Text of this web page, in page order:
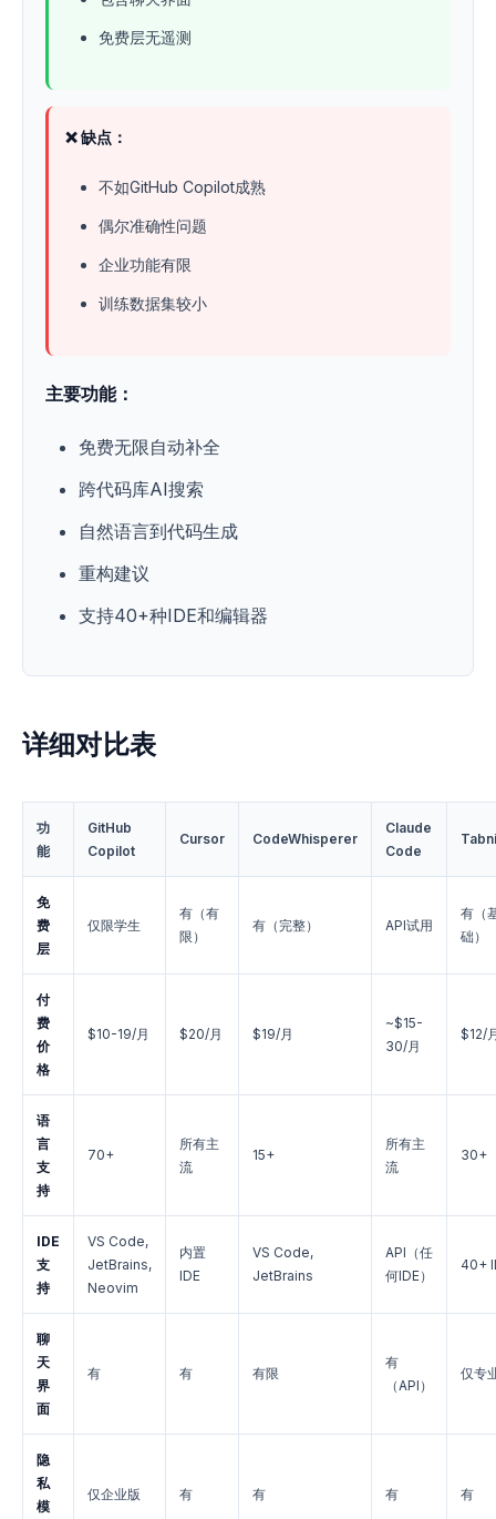
免费层无遥测
❌ 缺点：
不如GitHub Copilot成熟
偶尔准确性问题
企业功能有限
训练数据集较小
主要功能：
免费无限自动补全
跨代码库AI搜索
自然语言到代码生成
重构建议
支持40+种IDE和编辑器
详细对比表
功
能
GitHub
Copilot
Cursor CodeWhisperer
Claude
Code
免
费
层
仅限学生
有（有
限）
有（完整） API试用
有（
础）
付
费
价
格
$10-19/月 $20/月 $19/月
~$15-
30/月
$12/
语
言
支
持
70+
所有主
流
15+
所有主
流
30+
IDE
支
持
VS Code,
JetBrains,
Neovim
内置
IDE
VS Code,
JetBrains
API（任
何IDE）
40+
聊
天
界
面
有 有 有限
有
（API）
仅专
隐
私
模
仅企业版 有 有 有 有